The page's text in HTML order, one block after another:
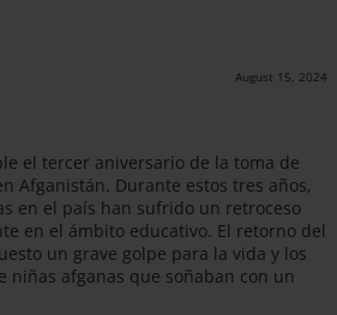
August 15, 2024
el tercer aniversario de la toma de
Afganistán. Durante estos tres años,
en el país han sufrido un retroceso
en el ámbito educativo. El retorno del
un grave golpe para la vida y los
niñas afganas que soñaban con un